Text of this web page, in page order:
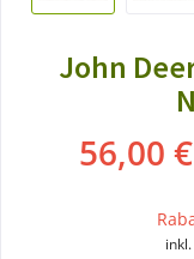
John
56,00